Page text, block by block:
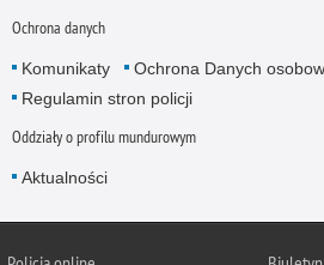
Ochrona danych
Komunikaty
Ochrona Danych
Regulamin stron policji
Oddziały o profilu mundurowym
Aktualności